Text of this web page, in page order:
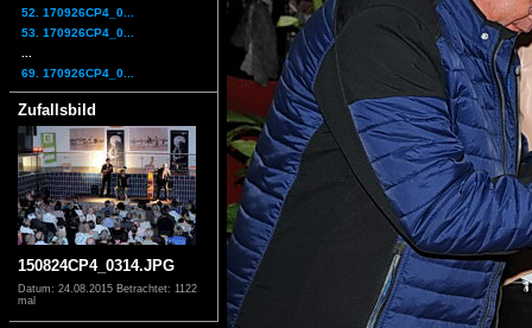
52. 170926CP4_0...
53. 170926CP4_0...
69. 170926CP4_0...
Zufallsbild
150824CP4_0314.JPG
Datum: 24.08.2015 Betrachtet: 1122
mal